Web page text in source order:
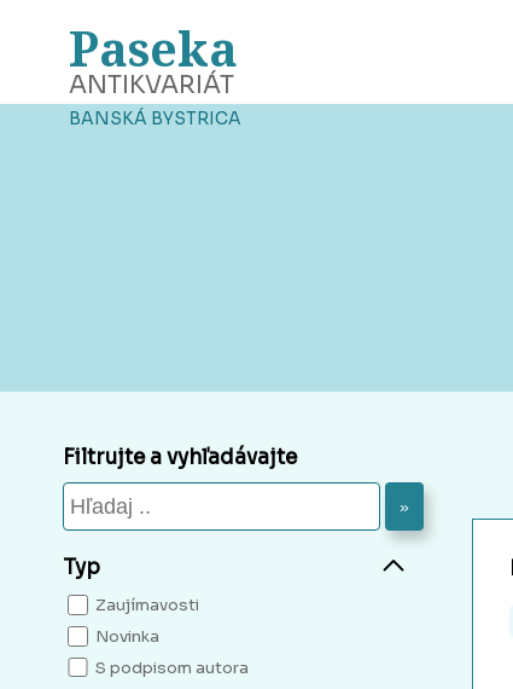
Paseka
ANTIKVARIÁT
BANSKÁ BYSTRICA
Filtrujte a vyhľadávajte
»
Typ
Zaujímavosti
Novinka
S podpisom autora